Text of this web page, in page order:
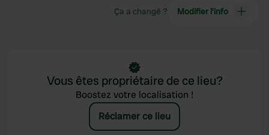
Ça a changé ? Modifier l’info
Vous êtes propriétaire de ce lieu?
Boostez votre localisation !
Réclamer ce lieu